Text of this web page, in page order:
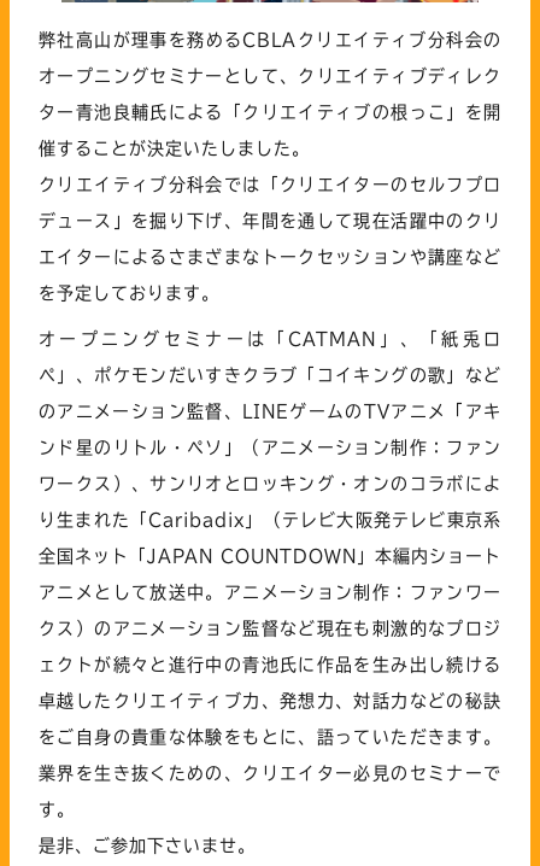
弊社高山が理事を務めるCBLAクリエイティブ分科会の
オープニングセミナーとして、クリエイティブディレク
ター青池良輔氏による「クリエイティブの根っこ」を開
催することが決定いたしました。
クリエイティブ分科会では「クリエイターのセルフプロ
デュース」を掘り下げ、年間を通して現在活躍中のクリ
エイターによるさまざまなトークセッションや講座など
を予定しております。
オープニングセミナーは「CATMAN」、「紙兎ロ
ペ」、ポケモンだいすきクラブ「コイキングの歌」など
のアニメーション監督、LINEゲームのTVアニメ「アキ
ンド星のリトル・ペソ」（アニメーション制作：ファン
ワークス）、サンリオとロッキング・オンのコラボによ
り生まれた「Caribadix」（テレビ大阪発テレビ東京系
全国ネット「JAPAN COUNTDOWN」本編内ショート
アニメとして放送中。アニメーション制作：ファンワー
クス）のアニメーション監督など現在も刺激的なプロジ
ェクトが続々と進行中の青池氏に作品を生み出し続ける
卓越したクリエイティブ力、発想力、対話力などの秘訣
をご自身の貴重な体験をもとに、語っていただきます。
業界を生き抜くための、クリエイター必見のセミナーで
す。
是非、ご参加下さいませ。